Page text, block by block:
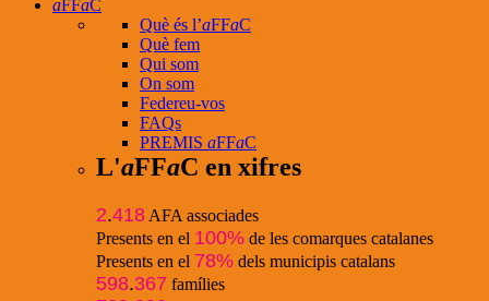
aFFaC
Què és l’aFFaC
Què fem
Qui som
On som
Federeu-vos
FAQs
PREMIS aFFaC
L'aFFaC en xifres
2.418 AFA associades
Presents en el 100% de les comarques catalanes
Presents en el 78% dels municipis catalans
598.367 famílies